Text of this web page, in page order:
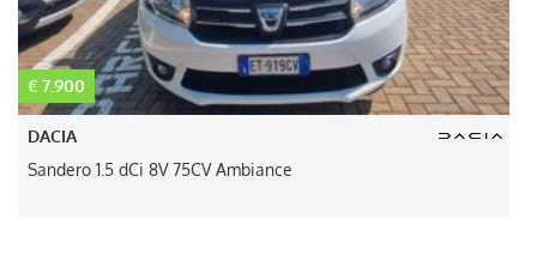
€ 7.900
DACIA
Sandero 1.5 dCi 8V 75CV Ambiance